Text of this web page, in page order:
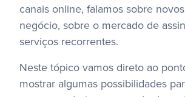
canais online, falamos sobre
negócio, sobre o mercado de
serviços recorrentes.
Neste tópico vamos direto ao
mostrar algumas possibilidades